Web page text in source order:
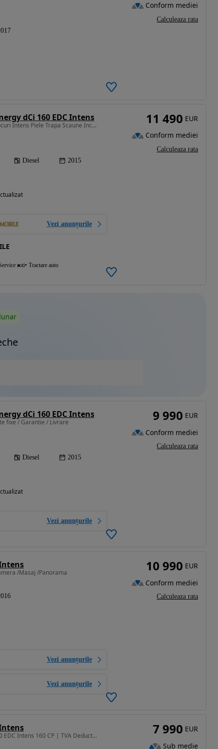
Conform mediei
Calculeaza rata
dCi 160 EDC Intens
1598 cm3 • 160 CP • 7 Locuri Intens Piele Trapa Scaune Incalzite ACC Lumini Ambie Garantie
Diesel 2015
Vezi anunțurile
roti Tractare auto
11 490 EUR
Conform mediei
Calculeaza rata
dCi 160 EDC Intens
fixe / Garantie / Livrare
Diesel 2015
Vezi anunțurile
9 990 EUR
Conform mediei
Calculeaza rata
/Masaj /Panorama
Vezi anunțurile
Vezi anunțurile
10 990 EUR
Conform mediei
Calculeaza rata
1598 cm3 • 160 CP • Renault Espace Energy dCi 160 EDC Intens 160 CP | TVA Deductibil 7 990 EUR
Sub medie